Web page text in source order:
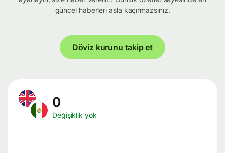
güncel haberleri asla kaçırmazsınız.
Döviz kurunu takip et
0
Değişiklik yok